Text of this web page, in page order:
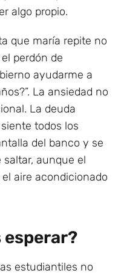
algo propio.
que maría repite no
perdón de
ayudarme a
La ansiedad no
La deuda
todos los
del banco y se
aunque el
aire acondicionado
esperar?
estudiantiles no